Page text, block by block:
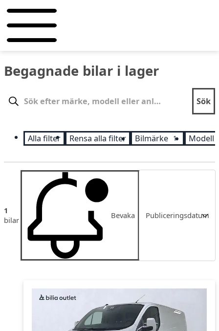
Begagnade bilar i lager
Sök
Alla filter Rensa alla filter Bilmärke 1 Modell
1
bilar
Bevaka Publiceringsdatum
Pris
Pris fallande